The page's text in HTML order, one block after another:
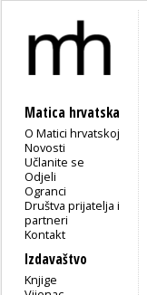
Matica hrvatska
O Matici hrvatskoj
Novosti
Učlanite se
Odjeli
Ogranci
Društva prijatelja i
partneri
Kontakt
Izdavaštvo
Knjige